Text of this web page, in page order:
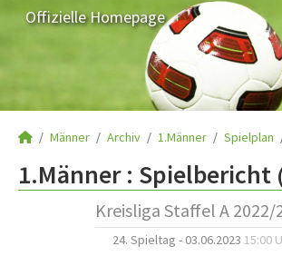
Offizielle Homepage
Männer Archiv 1.Männer Spielplan
1.Männer : Spielbericht
Kreisliga Staffel A 2022/
24. Spieltag - 03.06.2023 15:00